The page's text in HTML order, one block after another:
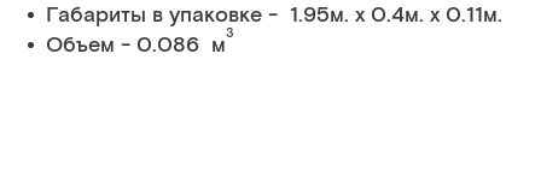
Габариты в упаковке - 1.95м. x 0.4м. x 0.11м.
Объем - 0.086 м3